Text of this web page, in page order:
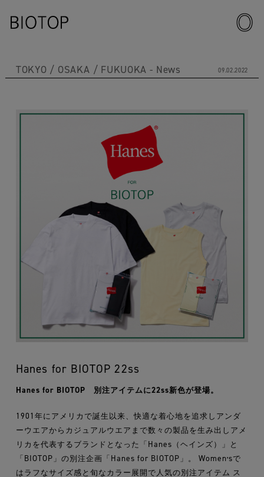
TOKYO OSAKA FUKUOKA News 09.02.2022
Hanes for BIOTOP 22ss
Hanes for BIOTOP 別注アイテムに22ss新色が登場。
1901年にアメリカで誕生以来、快適な着心地を追求しアンダ
ーウエアからカジュアルウエアまで数々の製品を生み出しアメ
リカを代表するブランドとなった「Hanes（ヘインズ）」と
「BIOTOP」の別注企画「Hanes for BIOTOP」。 Womenʼsで
はラフなサイズ感と旬なカラー展開で人気の別注アイテム ス